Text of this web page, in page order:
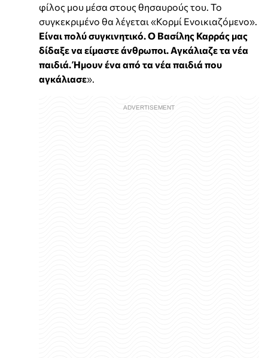
φίλος μου μέσα στους θησαυρούς του. Το
συγκεκριμένο θα λέγεται «Κορμί Ενοικιαζόμενο».
Είναι πολύ συγκινητικό. Ο Βασίλης Καρράς μας
δίδαξε να είμαστε άνθρωποι. Αγκάλιαζε τα νέα
παιδιά. Ήμουν ένα από τα νέα παιδιά που
αγκάλιασε».